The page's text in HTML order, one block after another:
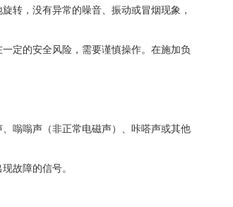
转，没有异常的噪音、振动或冒烟现象，
定的安全风险，需要谨慎操作。在施加负
嗡嗡声（非正常电磁声）、咔嗒声或其他
故障的信号。